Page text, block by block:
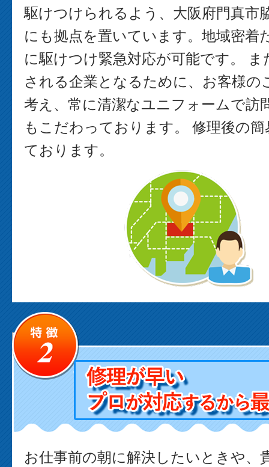
駆けつけられるよう、大阪府門真市
にも拠点を置いています。地域密着
に駆けつけ緊急対応が可能です。 ま
される企業となるために、お客様の
考え、常に清潔なユニフォームで訪
もこだわっております。 修理後の
ております。
お仕事前の朝に解決したいときや、